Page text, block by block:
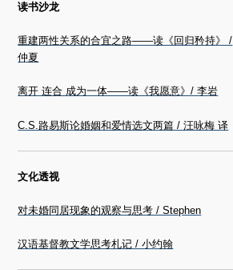
读书沙龙
重建两性关系的合宜之路——读《回归矜持》 /
仲夏
离开 连合 成为一体——读《我愿意》/ 李岩
C.S.路易斯论婚姻和爱情选文两篇 / 汪咏梅 译
文化透视
对未婚同居现象的观察与思考 / Stephen
汉语基督教文学思考札记 / 小约翰